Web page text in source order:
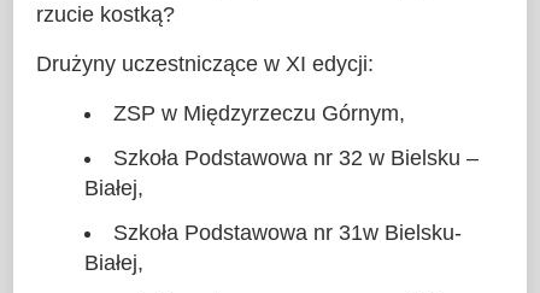
rzucie kostką?
Drużyny uczestniczące w XI edycji:
ZSP w Międzyrzeczu Górnym,
Szkoła Podstawowa nr 32 w Bielsku –
Białej,
Szkoła Podstawowa nr 31w Bielsku-
Białej,